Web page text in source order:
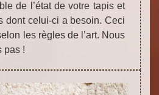
de l’état de votre tapis et
dont celui-ci a besoin. Ceci
les règles de l’art. Nous
pas !